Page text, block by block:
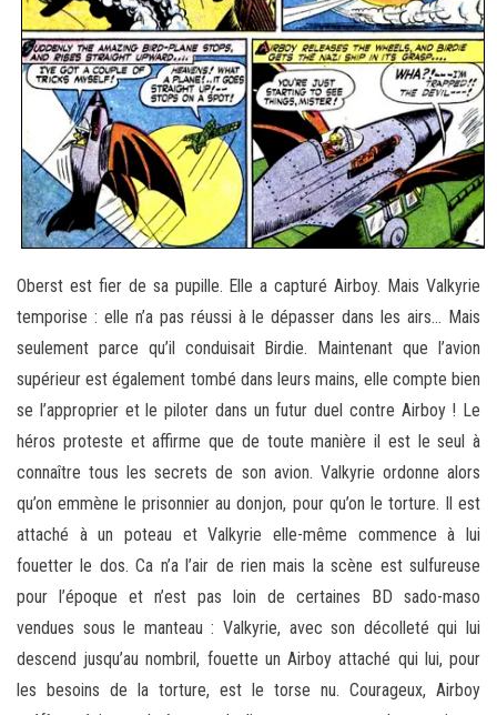
Oberst est fier de sa pupille. Elle a capturé Airboy. Mais Valkyrie
temporise : elle n’a pas réussi à le dépasser dans les airs… Mais
seulement parce qu’il conduisait Birdie. Maintenant que l’avion
supérieur est également tombé dans leurs mains, elle compte bien
se l’approprier et le piloter dans un futur duel contre Airboy ! Le
héros proteste et affirme que de toute manière il est le seul à
connaître tous les secrets de son avion. Valkyrie ordonne alors
qu’on emmène le prisonnier au donjon, pour qu’on le torture. Il est
attaché à un poteau et Valkyrie elle-même commence à lui
fouetter le dos. Ca n’a l’air de rien mais la scène est sulfureuse
pour l’époque et n’est pas loin de certaines BD sado-maso
vendues sous le manteau : Valkyrie, avec son décolleté qui lui
descend jusqu’au nombril, fouette un Airboy attaché qui lui, pour
les besoins de la torture, est le torse nu. Courageux, Airboy